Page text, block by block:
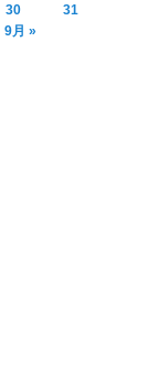
30
31
9月 »